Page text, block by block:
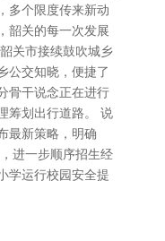
多个限度传来新动
韶关的每一次发展
关市接续鼓吹城乡
公交知晓，便捷了
骨干说念正在进行
筹划出行道路。 说
最新策略，明确
进一步顺序招生经
学运行校园安全提